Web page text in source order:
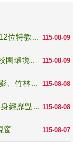
115-08-09
青年百億海外圓夢基金計畫「無礙征途」 12位特教與弱勢青年勇闖西班牙 跨越感官限制見證生命蛻變
115-08-09
國教署補助22縣市積極推動「改善無障礙校園環境計畫」 打造友善、安全、無礙學習空間
115-08-08
青年壯遊點精選夏夜限定避暑提案 漫天蝠影、竹林尋蛙、茶香夜觀 邀青年暮色出發
115-08-08
教育家人物典範 發明大王林永禎教授 用自身經歷點亮學生的路
115-08-07